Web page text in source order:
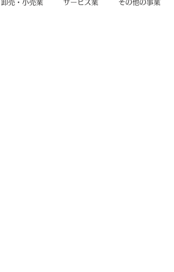
卸売・小売業 サービス業 その他の事業